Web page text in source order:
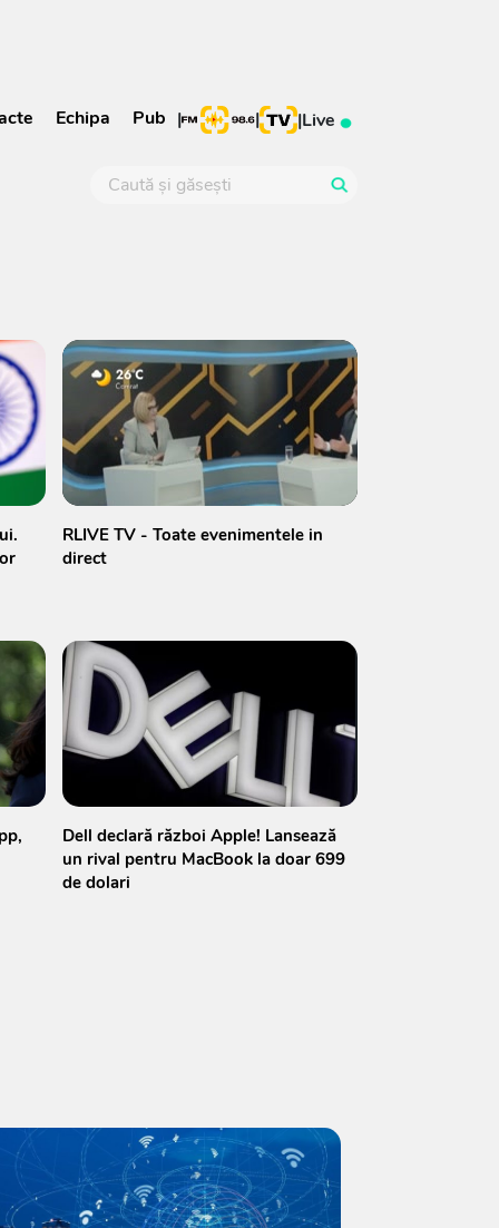
Echipa Pub | | |Live
RLIVE TV - Toate evenimentele in
direct
Dell declară război Apple! Lansează
un rival pentru MacBook la doar 699
de dolari